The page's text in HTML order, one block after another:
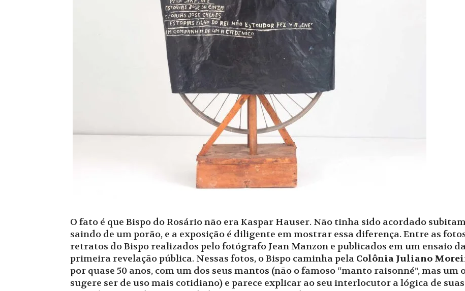
O fato é que Bispo do Rosário não era Kaspar Hauser. Não tinha sido acordado
saindo de um porão, e a exposição é diligente em mostrar essa diferença. Entre as
retratos do Bispo realizados pelo fotógrafo Jean Manzon e publicados em um ensaio
primeira revelação pública. Nessas fotos, o Bispo caminha pela Colônia Juliano
por quase 50 anos, com um dos seus mantos (não o famoso “manto raisonné”, mas
sugere ser de uso mais cotidiano) e parece explicar ao seu interlocutor a lógica de